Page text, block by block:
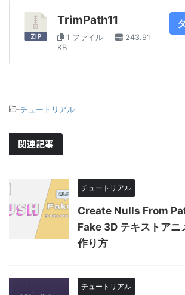
TrimPath11
1 ファイル
243.91
KB
-チュートリアル
関連記事
チュートリアル
Create Nulls From
Fake 3D テキストアニ
作り方
チュートリアル